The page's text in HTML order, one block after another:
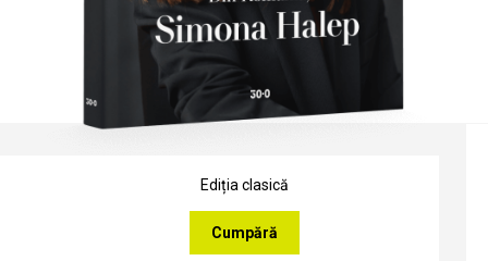
Ediția clasică
Cumpără